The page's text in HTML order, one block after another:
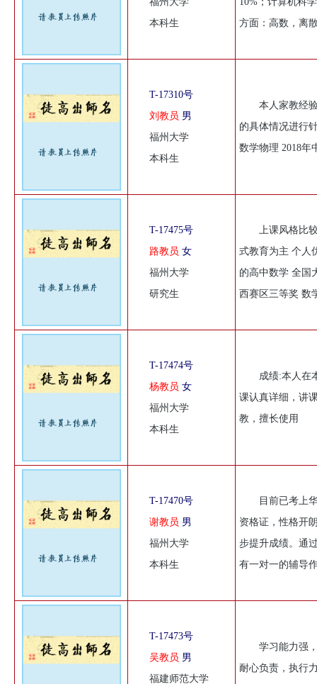
本科生
方面：高数，离
T-17310号
刘教员 男
福州大学
本科生
本人家教经
的具体情况进行
数学物理 2018年
T-17475号
路教员 女
福州大学
研究生
上课风格比
式教育为主 个人
的高中数学 全国
西赛区三等奖 数
T-17474号
杨教员 女
福州大学
本科生
成绩:本人在
课认真详细，讲
教，擅长使用
T-17470号
谢教员 男
福州大学
本科生
目前已考上
资格证，性格开
步提升成绩。通
有一对一的辅导
T-17473号
吴教员 男
福建师范大学
学习能力强
耐心负责，执行